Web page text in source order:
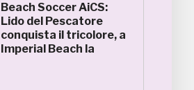
Beach Soccer AiCS:
Lido del Pescatore
conquista il tricolore, a
Imperial Beach la